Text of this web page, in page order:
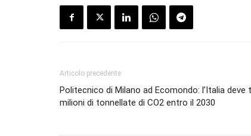
Articolo precedente
Politecnico di Milano ad Ecomondo: l’Italia deve
milioni di tonnellate di CO2 entro il 2030